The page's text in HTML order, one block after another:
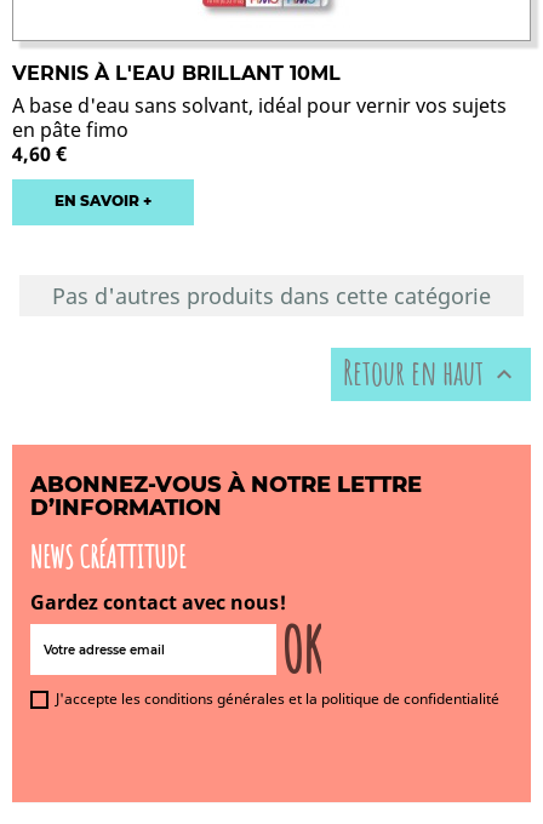
VERNIS À L'EAU BRILLANT 10ML
A base d'eau sans solvant, idéal pour vernir vos sujets
en pâte fimo
4,60 €
EN SAVOIR +
Pas d'autres produits dans cette catégorie
Retour en haut 
ABONNEZ-VOUS À NOTRE LETTRE
D’INFORMATION
NEWS CRÉATTITUDE
Gardez contact avec nous!
J'accepte les conditions générales et la politique de confidentialité